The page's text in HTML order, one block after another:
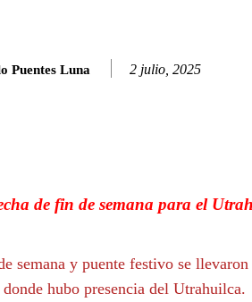
Puentes Luna 2 julio, 2025
de fin de semana para el
semana y puente festivo se
hubo presencia del Utrahuilca.